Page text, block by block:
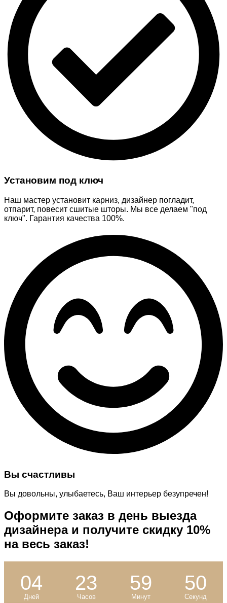
Установим под ключ
Наш мастер установит карниз, дизайнер погладит,
отпарит, повесит сшитые шторы. Мы все делаем "под
ключ". Гарантия качества 100%.
Вы счастливы
Вы довольны, улыбаетесь, Ваш интерьер безупречен!
Оформите заказ в день выезда
дизайнера и получите скидку 10%
на весь заказ!
04
Дней
23
Часов
59
Минут
49
Секунд